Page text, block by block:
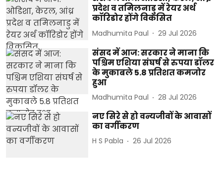
प्रदेश व तमिलनाडु में रेयर अर्थ
कॉरिडोर होंगे विकसित
Madhumita Paul 29 Jul 2026
संसद में आज: सरकार ने माना कि
पश्चिम एशिया संघर्ष से रुपया डॉलर
के मुकाबले 5.8 प्रतिशत कमजोर
हुआ
Madhumita Paul 28 Jul 2026
नए सिरे से हो वन्यजीवों के आवासों
का वर्गीकरण
H S Pabla 26 Jul 2026